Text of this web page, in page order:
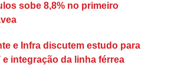
sobe 8,8% no primeiro
e Infra discutem estudo para
integração da linha férrea